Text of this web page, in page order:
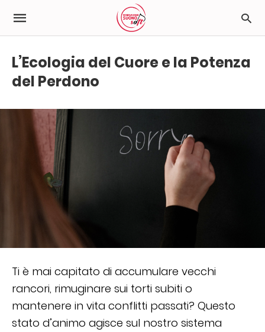
L’Ecologia del Cuore e la Potenza
del Perdono
Ti è mai capitato di accumulare vecchi
rancori, rimuginare sui torti subiti o
mantenere in vita conflitti passati? Questo
stato d’animo agisce sul nostro sistema